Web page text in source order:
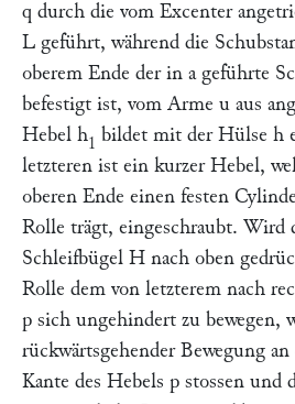
q durch die vom Excenter
L geführt, während die
oberem Ende der in ageführte
befestigt ist, vom Arme u aus
Hebel h1 bildet mit der Hülse h
letzteren ist ein kurzer Hebel,
oberen Ende einen festen
Rolle trägt, eingeschraubt. Wird
Schleifbügel H nach oben
Rolle dem von letzterem nach
p sich ungehindert zu bewegen,
rückwärtsgehender Bewegung an
Kante des Hebels p stossen und